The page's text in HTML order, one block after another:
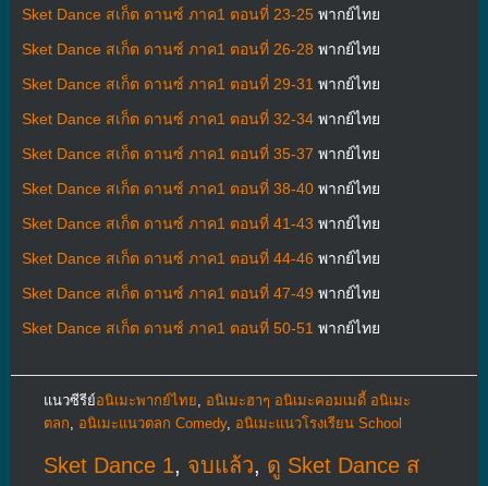
Sket Dance สเก็ต ดานซ์ ภาค1 ตอนที่ 23-25พากย์ไทย
Sket Dance สเก็ต ดานซ์ ภาค1 ตอนที่ 26-28 พากย์ไทย
Sket Dance สเก็ต ดานซ์ ภาค1 ตอนที่ 29-31 พากย์ไทย
Sket Dance สเก็ต ดานซ์ ภาค1 ตอนที่ 32-34พากย์ไทย
Sket Dance สเก็ต ดานซ์ ภาค1 ตอนที่ 35-37 พากย์ไทย
Sket Dance สเก็ต ดานซ์ ภาค1 ตอนที่ 38-40พากย์ไทย
Sket Dance สเก็ต ดานซ์ ภาค1 ตอนที่ 41-43 พากย์ไทย
Sket Dance สเก็ต ดานซ์ ภาค1 ตอนที่ 44-46 พากย์ไทย
Sket Dance สเก็ต ดานซ์ ภาค1 ตอนที่ 47-49 พากย์ไทย
Sket Dance สเก็ต ดานซ์ ภาค1 ตอนที่ 50-51 พากย์ไทย
แนวซีรีย์อนิเมะพากย์ไทย
อนิเมะฮาๆ อนิเมะคอมเมดี้ อนิเมะ
ตลก
อนิเมะแนวตลก Comedy, อนิเมะแนวโรงเรียน School
Sket Dance 1, จบแล้ว, ดู Sket Dance ส